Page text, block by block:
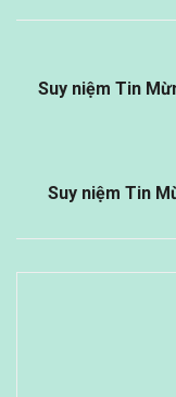
Suy niệm Tin
Suy niệm Tin